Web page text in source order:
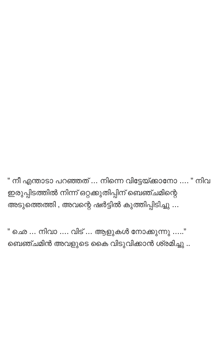
” നീ എന്താടാ പറഞ്ഞത് … നിന്നെ വിട്ടേയ്ക്കാനോ …. ” നിവ
ഇരുപ്പിടത്തിൽ നിന്ന് ഒറ്റക്കുതിപ്പിന് ബെഞ്ചമിന്റെ
അടുത്തെത്തി , അവന്റെ ഷർട്ടിൽ കുത്തിപ്പിടിച്ചു …
” ഛെ … നിവാ …. വിട് … ആളുകൾ നോക്കുന്നു …..”
ബെഞ്ചമിൻ അവളുടെ കൈ വിടുവിക്കാൻ ശ്രമിച്ചു ..